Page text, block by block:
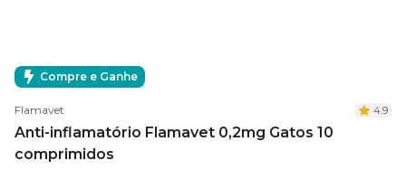
Compre e Ganhe
Flamavet 4.9
Anti-inflamatório Flamavet 0,2mg Gatos 10
comprimidos